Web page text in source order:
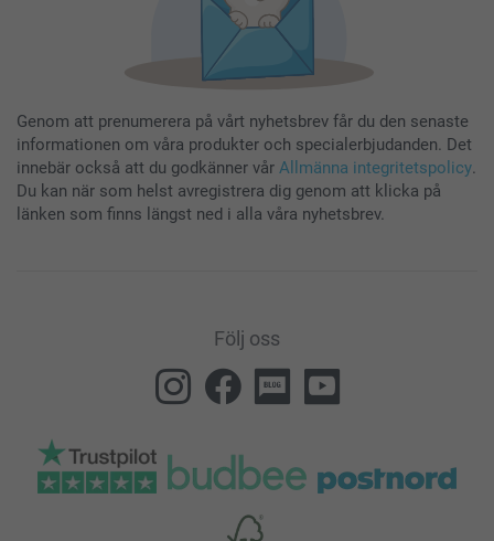
Genom att prenumerera på vårt nyhetsbrev får du den senaste
informationen om våra produkter och specialerbjudanden. Det
innebär också att du godkänner vår Allmänna integritetspolicy.
Du kan när som helst avregistrera dig genom att klicka på
länken som finns längst ned i alla våra nyhetsbrev.
Följ oss